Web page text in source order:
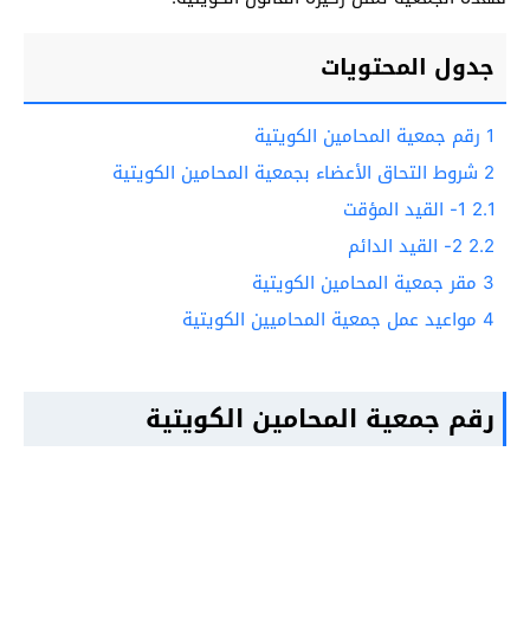
جدول المحتويات
1 رقم جمعية المحامين الكويتية
2 شروط التحاق الأعضاء بجمعية المحامين الكويتية
2.1
2.2
3 مقر جمعية المحامين الكويتية
4 مواعيد عمل جمعية المحاميين الكويتية
رقم جمعية المحامين الكويتية